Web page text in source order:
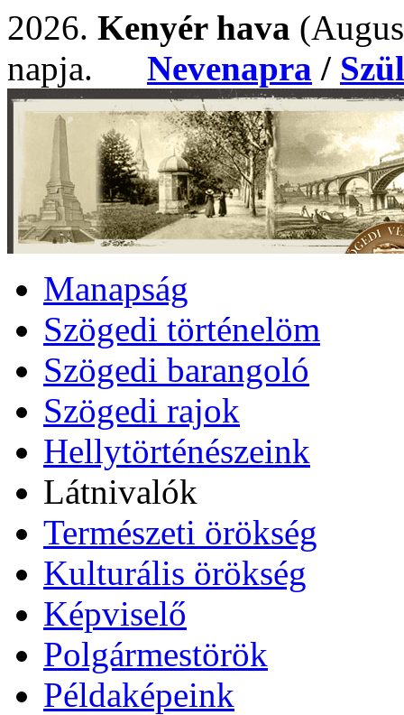
2026. Kenyér hava
napja. Nevenapra /
Manapság
Szögedi történelöm
Szögedi barangoló
Szögedi rajok
Hellytörténészeink
Látnivalók
Természeti örökség
Kulturális örökség
Képviselő
Polgármestörök
Példaképeink